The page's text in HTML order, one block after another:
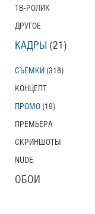
ТВ-РОЛИК
ДРУГОЕ
КАДРЫ (21)
СЪЕМКИ (318)
КОНЦЕПТ
ПРОМО (19)
ПРЕМЬЕРА
СКРИНШОТЫ
NUDE
ОБОИ